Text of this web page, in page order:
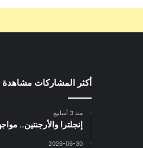
أكثر المشاركات مشاهدة
منذ 3 أسابيع
إنجلترا والأرجنتين..
2026-06-30